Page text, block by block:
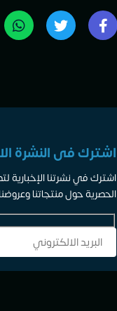
اشترك فى النشرة
اشترك في نشرتنا الإخبارية
الحصرية حول منتجاتنا